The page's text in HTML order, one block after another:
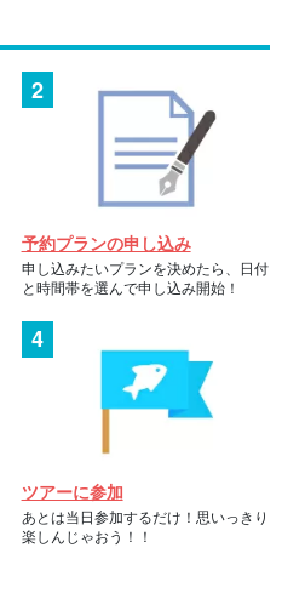
予約プランの申し込み
申し込みたいプランを決めたら、日付
と時間帯を選んで申し込み開始！
ツアーに参加
あとは当日参加するだけ！思いっきり
楽しんじゃおう！！